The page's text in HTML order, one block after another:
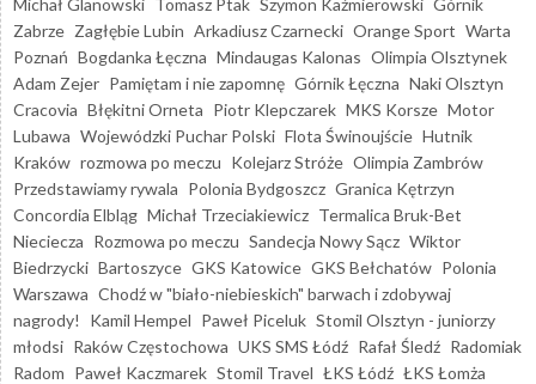
Zabrze Zagłębie Lubin Arkadiusz Czarnecki Orange Sport Warta
Poznań Bogdanka Łęczna Mindaugas Kalonas Olimpia Olsztynek
Adam Zejer Pamiętam i nie zapomnę Górnik Łęczna Naki Olsztyn
Cracovia Błękitni Orneta Piotr Klepczarek MKS Korsze Motor
Lubawa Wojewódzki Puchar Polski Flota Świnoujście Hutnik
Kraków rozmowa po meczu Kolejarz Stróże Olimpia Zambrów
Przedstawiamy rywala Polonia Bydgoszcz Granica Kętrzyn
Concordia Elbląg Michał Trzeciakiewicz Termalica Bruk-Bet
Nieciecza Rozmowa po meczu Sandecja Nowy Sącz Wiktor
Biedrzycki Bartoszyce GKS Katowice GKS Bełchatów Polonia
Warszawa Chodź w "biało-niebieskich" barwach i zdobywaj
nagrody!
Kamil Hempel Paweł Piceluk Stomil Olsztyn - juniorzy
młodsi Raków Częstochowa UKS SMS Łódź Rafał Śledź Radomiak
Radom Paweł Kaczmarek Stomil Travel ŁKS Łódź ŁKS Łomża